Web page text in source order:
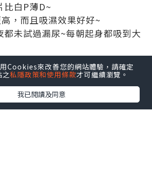
Cookies來改善您的網站體驗，請確定
之私隱政策和使用條款才可繼續瀏覽。
我已閱讀及同意